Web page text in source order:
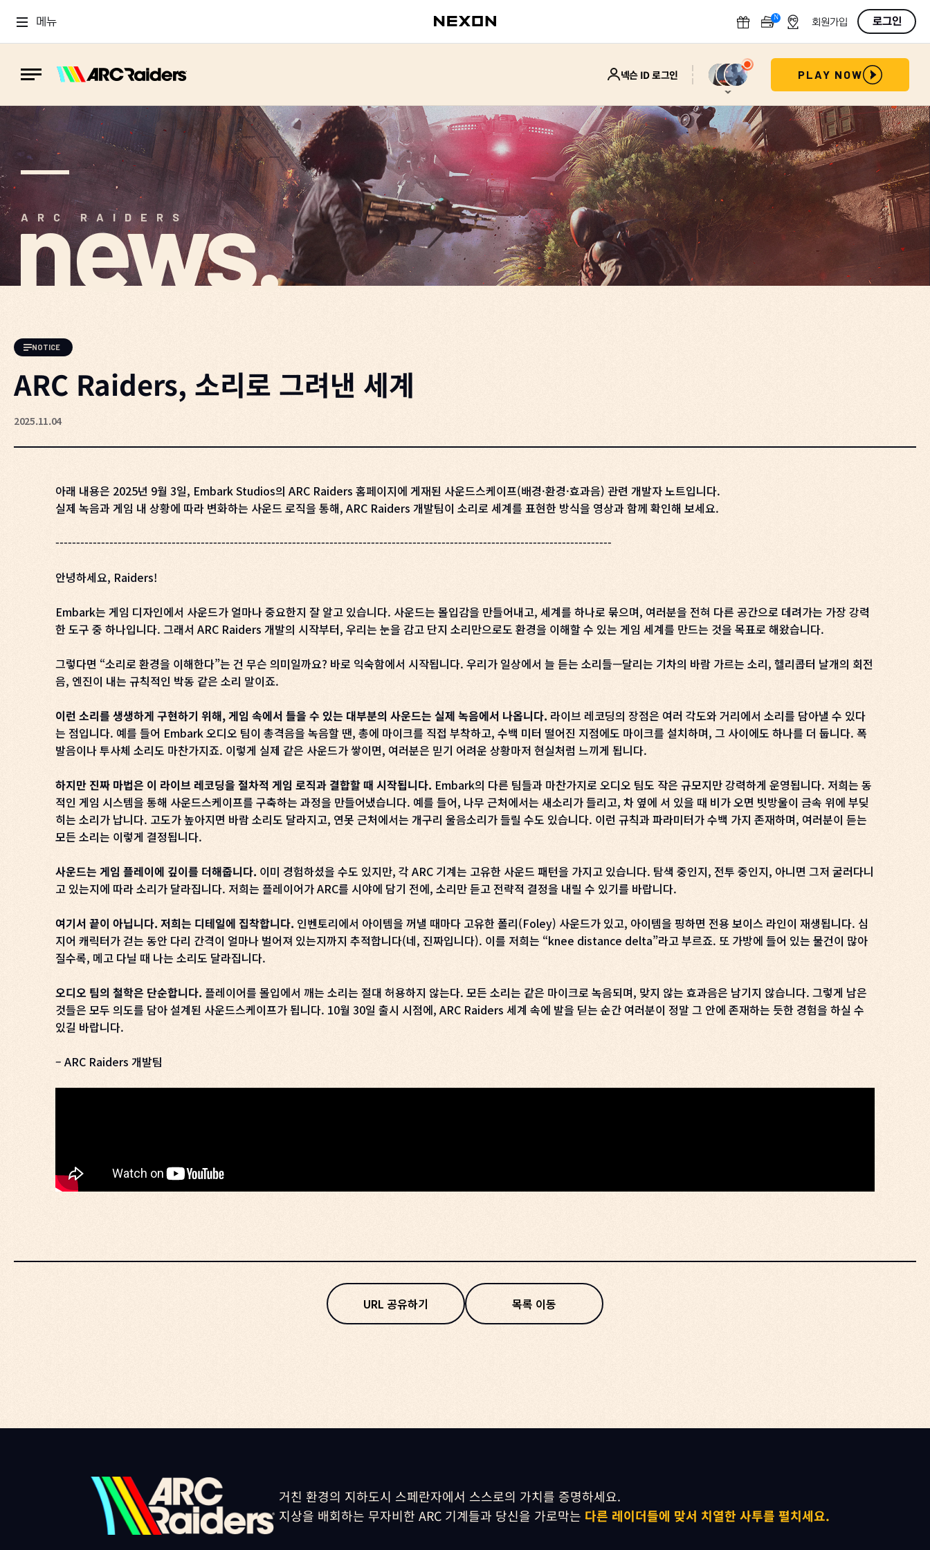
메뉴 N OFF회원가입 로그인
넥슨 ID 로그인 PLAY NOW
ARC RAIDERS
news.
NOTICE
ARC Raiders, 소리로 그려낸 세계
2025.11.04
아래 내용은 2025년 9월 3일, Embark Studios의 ARC Raiders 홈페이지에 게재된 사운드스케이프(배경·환경·효과음) 관련 개발자 노트입니다.
실제 녹음과 게임 내 상황에 따라 변화하는 사운드 로직을 통해, ARC Raiders 개발팀이 소리로 세계를 표현한 방식을 영상과 함께 확인해 보세요.
--------------------------------------------------------------------------------------------------------------------------------------
안녕하세요, Raiders!
Embark는 게임 디자인에서 사운드가 얼마나 중요한지 잘 알고 있습니다. 사운드는 몰입감을 만들어내고, 세계를 하나로 묶으며, 여러분을 전혀 다른 공간으로 데려가는 가장 강력
한 도구 중 하나입니다. 그래서 ARC Raiders 개발의 시작부터, 우리는 눈을 감고 단지 소리만으로도 환경을 이해할 수 있는 게임 세계를 만드는 것을 목표로 해왔습니다.
그렇다면 “소리로 환경을 이해한다”는 건 무슨 의미일까요? 바로 익숙함에서 시작됩니다. 우리가 일상에서 늘 듣는 소리들—달리는 기차의 바람 가르는 소리, 헬리콥터 날개의 회전
음, 엔진이 내는 규칙적인 박동 같은 소리 말이죠.
이런 소리를 생생하게 구현하기 위해, 게임 속에서 들을 수 있는 대부분의 사운드는 실제 녹음에서 나옵니다. 라이브 레코딩의 장점은 여러 각도와 거리에서 소리를 담아낼 수 있다
는 점입니다. 예를 들어 Embark 오디오 팀이 총격음을 녹음할 땐, 총에 마이크를 직접 부착하고, 수백 미터 떨어진 지점에도 마이크를 설치하며, 그 사이에도 하나를 더 둡니다. 폭
발음이나 투사체 소리도 마찬가지죠. 이렇게 실제 같은 사운드가 쌓이면, 여러분은 믿기 어려운 상황마저 현실처럼 느끼게 됩니다.
하지만 진짜 마법은 이 라이브 레코딩을 절차적 게임 로직과 결합할 때 시작됩니다. Embark의 다른 팀들과 마찬가지로 오디오 팀도 작은 규모지만 강력하게 운영됩니다. 저희는 동
적인 게임 시스템을 통해 사운드스케이프를 구축하는 과정을 만들어냈습니다. 예를 들어, 나무 근처에서는 새소리가 들리고, 차 옆에 서 있을 때 비가 오면 빗방울이 금속 위에 부딪
히는 소리가 납니다. 고도가 높아지면 바람 소리도 달라지고, 연못 근처에서는 개구리 울음소리가 들릴 수도 있습니다. 이런 규칙과 파라미터가 수백 가지 존재하며, 여러분이 듣는
모든 소리는 이렇게 결정됩니다.
사운드는 게임 플레이에 깊이를 더해줍니다. 이미 경험하셨을 수도 있지만, 각 ARC 기계는 고유한 사운드 패턴을 가지고 있습니다. 탐색 중인지, 전투 중인지, 아니면 그저 굴러다니
고 있는지에 따라 소리가 달라집니다. 저희는 플레이어가 ARC를 시야에 담기 전에, 소리만 듣고 전략적 결정을 내릴 수 있기를 바랍니다.
여기서 끝이 아닙니다. 저희는 디테일에 집착합니다. 인벤토리에서 아이템을 꺼낼 때마다 고유한 폴리(Foley) 사운드가 있고, 아이템을 핑하면 전용 보이스 라인이 재생됩니다. 심
지어 캐릭터가 걷는 동안 다리 간격이 얼마나 벌어져 있는지까지 추적합니다(네, 진짜입니다). 이를 저희는 “knee distance delta”라고 부르죠. 또 가방에 들어 있는 물건이 많아
질수록, 메고 다닐 때 나는 소리도 달라집니다.
오디오 팀의 철학은 단순합니다. 플레이어를 몰입에서 깨는 소리는 절대 허용하지 않는다. 모든 소리는 같은 마이크로 녹음되며, 맞지 않는 효과음은 남기지 않습니다. 그렇게 남은
것들은 모두 의도를 담아 설계된 사운드스케이프가 됩니다. 10월 30일 출시 시점에, ARC Raiders 세계 속에 발을 딛는 순간 여러분이 정말 그 안에 존재하는 듯한 경험을 하실 수
있길 바랍니다.
– ARC Raiders 개발팀
URL 공유하기 목록 이동
거친 환경의 지하도시 스페란자에서 스스로의 가치를 증명하세요.
지상을 배회하는 무자비한 ARC 기계들과 당신을 가로막는 다른 레이더들에 맞서 치열한 사투를 펼치세요.